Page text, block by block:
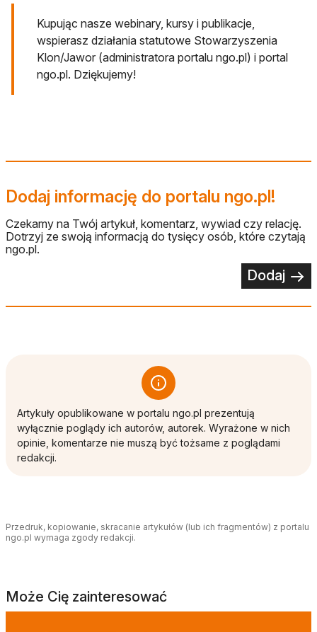
Kupując nasze webinary, kursy i publikacje,
wspierasz działania statutowe Stowarzyszenia
Klon/Jawor (administratora portalu ngo.pl) i portal
ngo.pl. Dziękujemy!
Dodaj informację do portalu ngo.pl!
Czekamy na Twój artykuł, komentarz, wywiad czy relację.
Dotrzyj ze swoją informacją do tysięcy osób, które czytają
ngo.pl.
Dodaj
Artykuły opublikowane w portalu ngo.pl prezentują
wyłącznie poglądy ich autorów, autorek. Wyrażone w nich
opinie, komentarze nie muszą być tożsame z poglądami
redakcji.
Przedruk, kopiowanie, skracanie artykułów (lub ich fragmentów) z portalu
ngo.pl wymaga zgody redakcji.
Może Cię zainteresować